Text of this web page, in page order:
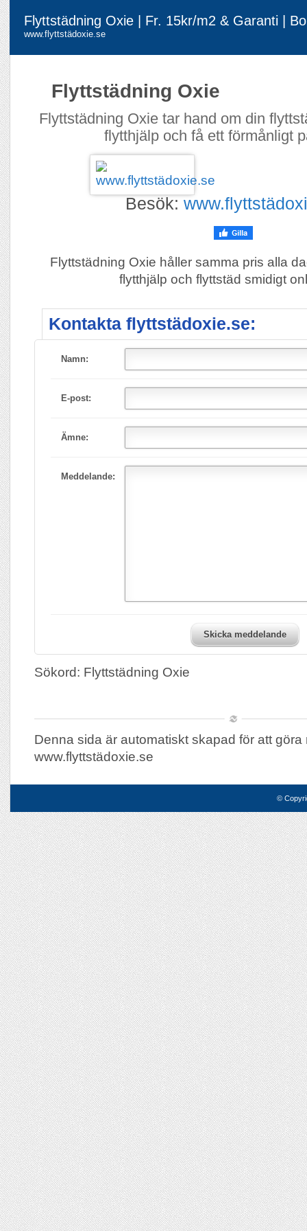
Flyttstädning Oxie | Fr. 15kr/m2 & Garanti |
www.flyttstädoxie.se
Flyttstädning Oxie
Flyttstädning Oxie tar hand om din
flytthjälp och få ett förmånligt
Besök:
Flyttstädning Oxie håller samma pris alla
flytthjälp och flyttstäd smidigt
Kontakta flyttstädoxie.se:
Namn:
E-post:
Ämne:
Meddelande:
Skicka meddelande
Sökord: Flyttstädning Oxie
Denna sida är automatiskt skapad för att göra
www.flyttstädoxie.se
©